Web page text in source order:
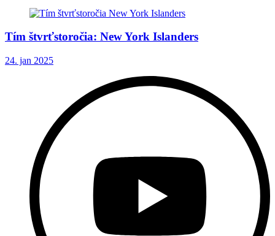
Tím štvrťstoročia: New York Islanders
24. jan 2025